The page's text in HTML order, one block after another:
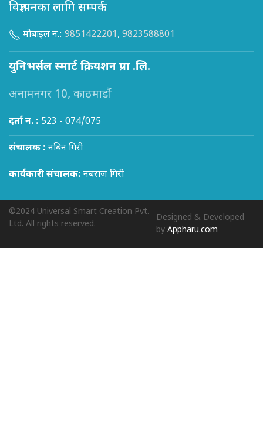
विज्ञापनका लागि सम्पर्क
मोबाइल न.: 9851422201, 9823588801
युनिभर्सल स्मार्ट क्रियशन प्रा .लि.
अनामनगर 10, काठमाडौं
दर्ता न. : 523 - 074/075
संचालक : नबिन गिरी
कार्यकारी संचालक: नबराज गिरी
©2024 Universal Smart Creation Pvt.
Ltd. All rights reserved.
Designed & Developed
byAppharu.com